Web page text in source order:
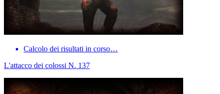
Calcolo dei risultati in corso…
L'attacco dei colossi N. 137